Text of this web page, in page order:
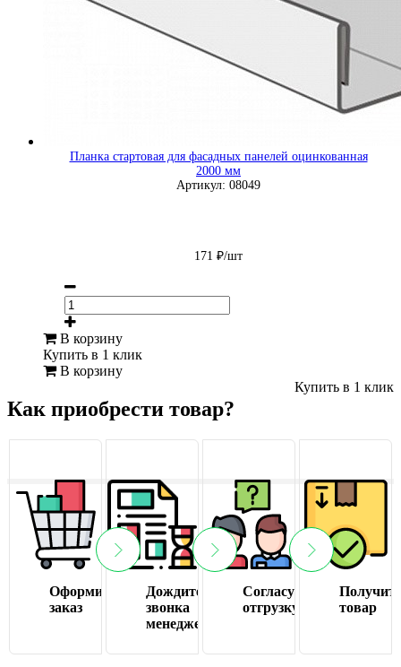
Планка стартовая для фасадных панелей оцинкованная
2000 мм
Артикул: 08049
171 ₽/шт
В корзину
Купить в 1 клик
В корзину
Купить в 1 клик
Как приобрести товар?
Оформите
заказ
Дождитесь
звонка
менеджера
Согласуйте
отгрузку
товар